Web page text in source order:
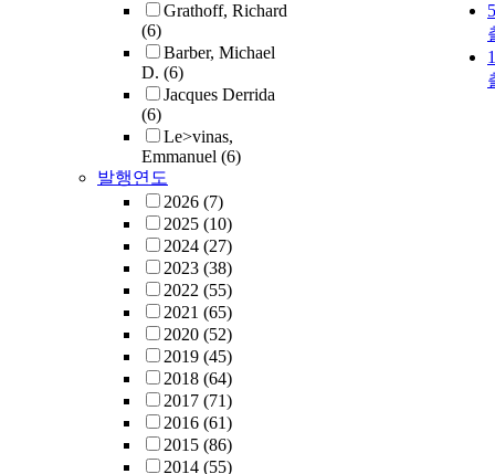
Grathoff, Richard
(6)
Barber, Michael
D. (6)
Jacques Derrida
(6)
Le>vinas,
Emmanuel (6)
발행연도
2026 (7)
2025 (10)
2024 (27)
2023 (38)
2022 (55)
2021 (65)
2020 (52)
2019 (45)
2018 (64)
2017 (71)
2016 (61)
2015 (86)
2014 (55)